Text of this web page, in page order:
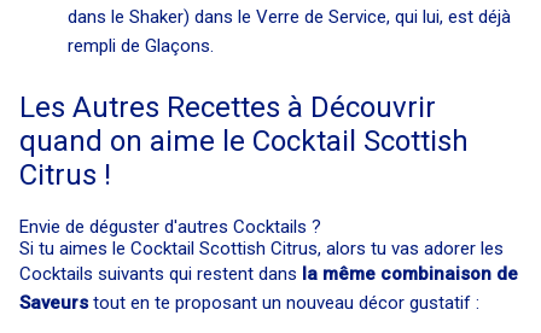
dans le Shaker) dans le Verre de Service, qui lui, est déjà
rempli de Glaçons.
Les Autres Recettes à Découvrir
quand on aime le Cocktail Scottish
Citrus !
Envie de déguster d'autres Cocktails ?
Si tu aimes le Cocktail Scottish Citrus, alors tu vas adorer les
Cocktails suivants qui restent dans la même combinaison de
Saveurs tout en te proposant un nouveau décor gustatif :